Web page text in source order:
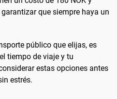
que siempre haya un
público que elijas, es
tiempo de viaje y tu
estas opciones antes
estrés.